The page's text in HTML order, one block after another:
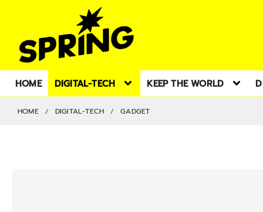
HOME DIGITAL-TECH KEEP THE WORLD
HOME DIGITAL-TECH GADGET